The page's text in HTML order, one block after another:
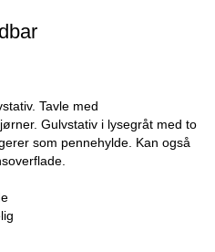
Tavle med
Gulvstativ i lysegråt med to
som pennehylde. Kan også